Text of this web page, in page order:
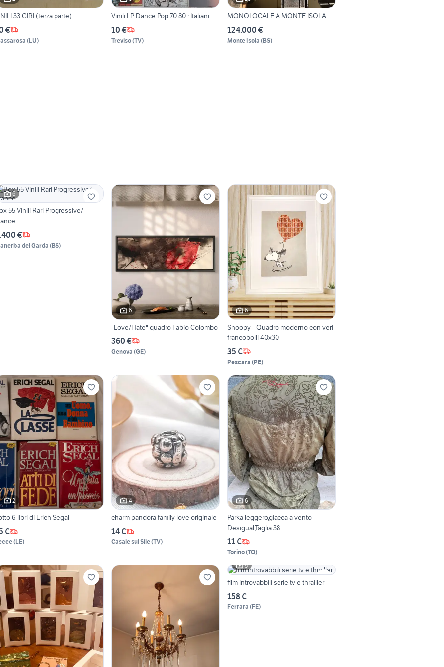
33 GIRI (terza parte)
€
(LU)
Vinili LP Dance Pop 70 80 : Italiani
10 €
Treviso(TV)
MONOLOCALE A MONTE ISOLA
124.000 €
Monte Isola (BS)
6
55 Vinili Rari Progressive/
€
del Garda (BS)
6
"Love/Hate" quadro Fabio Colombo
360 €
Genova (GE)
6
Snoopy - Quadro moderno con veri
francobolli 40x30
35 €
Pescara (PE)
2
6 libri di Erich Segal
€
(LE)
4
charm pandora family love originale
14 €
Casale sul Sile(TV)
6
Parka leggero,giacca a vento
Desigual,Taglia 38
11 €
Torino(TO)
5
film introvabbili serie tv e thrailler
158 €
Ferrara (FE)